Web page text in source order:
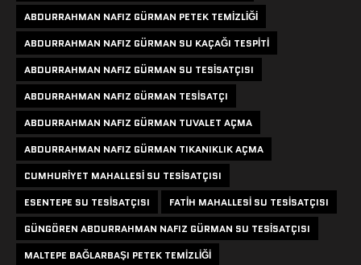
ABDURRAHMAN NAFIZ GÜRMAN PETEK TEMIZLIĞI
ABDURRAHMAN NAFIZ GÜRMAN SU KAÇAĞI TESPITI
ABDURRAHMAN NAFIZ GÜRMAN SU TESISATÇISI
ABDURRAHMAN NAFIZ GÜRMAN TESISATÇI
ABDURRAHMAN NAFIZ GÜRMAN TUVALET AÇMA
ABDURRAHMAN NAFIZ GÜRMAN TIKANIKLIK AÇMA
CUMHURIYET MAHALLESI SU TESISATÇISI
ESENTEPE SU TESISATÇISI
FATIH MAHALLESI SU TESISATÇISI
GÜNGÖREN ABDURRAHMAN NAFIZ GÜRMAN SU TESISATÇISI
MALTEPE BAĞLARBAŞI PETEK TEMIZLIĞI